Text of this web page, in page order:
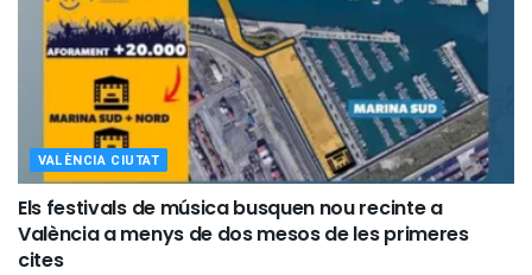
VALÈNCIA CIUTAT
Els festivals de música busquen nou recinte a
València a menys de dos mesos de les primeres
cites